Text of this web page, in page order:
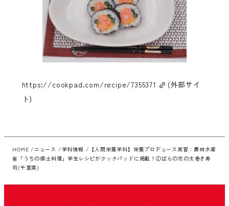
https://cookpad.com/recipe/7355371
(外部サイ
ト)
HOME ニュース 学科情報
【人間栄養学科】栄養プロデュース実習：農林水産
省「うちの郷土料理」学生レシピがクックパッドに掲載！②ばらの花の太巻き寿
司(千葉県)